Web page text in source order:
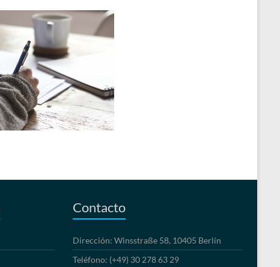
Contacto
Dirección: Winsstraße 58, 10405 Berlín
Teléfono: (+49) 30 278 63 29